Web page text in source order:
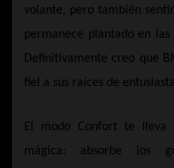
volante, pero también
permanece plantado en
Definitivamente creo que
fiel a sus raíces de
El modo Confort te lleva
mágica: absorbe los